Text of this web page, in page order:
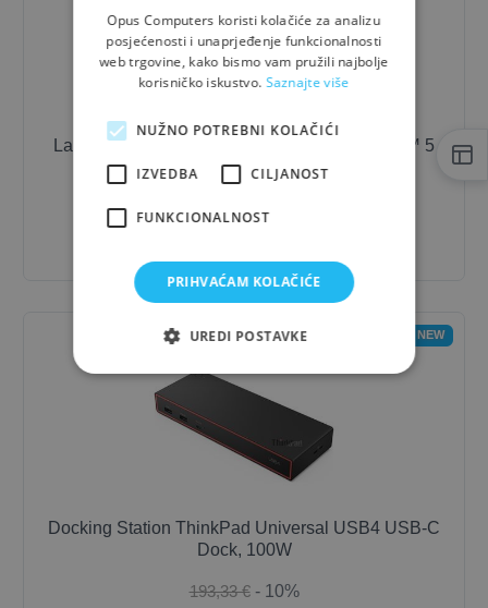
LaptopLenovo
ThinkPad T14 Gen 3 / Ryzen™ 5
Pro / 32 GB / 14"
1.278,33 € - 10%
NEW
Docking Station ThinkPad Universal USB4 USB-C
Dock, 100W
193,33 € - 10%
Opus Computers koristi kolačiće za analizu
posjećenosti i unaprjeđenje funkcionalnosti
web trgovine, kako bismo vam pružili najbolje
korisničko iskustvo. Saznajte više
NUŽNO POTREBNI KOLAČIĆI
IZVEDBA CILJANOST
FUNKCIONALNOST
PRIHVAĆAM KOLAČIĆE
UREDI POSTAVKE